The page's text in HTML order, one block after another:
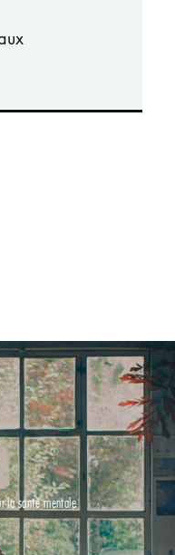
la santé mentale